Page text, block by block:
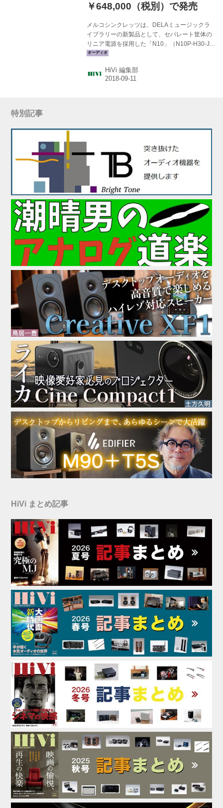
￥648,000（税別）で発売
メルコシンクレッツは、DELAミュージックラ
イブラリーの新製品として、セパレート筐体の
リニア電源を採用した「N10」（N10P-H30-J）
を発売する。定価￥648,000（税別）で9月下旬
る）。 その特長は、同社「D10/D100/E100」と
同デザインのハーフサイズ(本体と電源部の2筐
のクリアダイナミックパワーサプライに より、
HiVi 編集部
特別記事
HiVi まとめ記事